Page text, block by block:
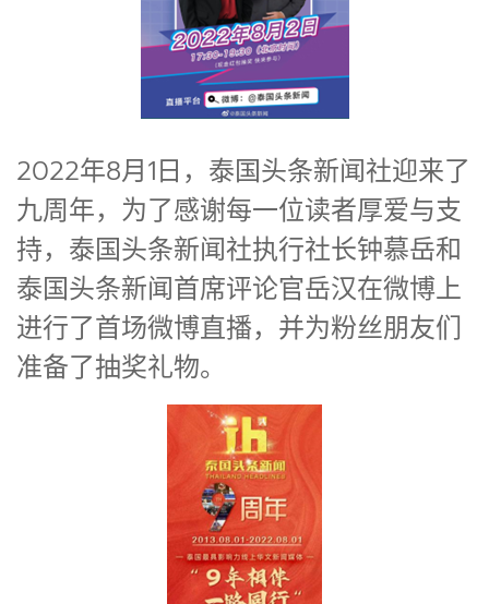
2022年8月1日，泰国头条新闻社迎来了
九周年，为了感谢每一位读者厚爱与支
持，泰国头条新闻社执行社长钟慕岳和
泰国头条新闻首席评论官岳汉在微博上
进行了首场微博直播，并为粉丝朋友们
准备了抽奖礼物。